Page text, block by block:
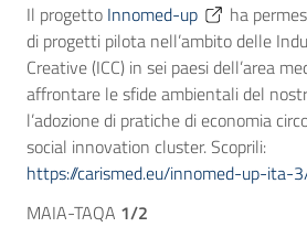
Il progetto Innomed-up
ha
di progetti pilota nell’ambito delle
Creative (ICC) in sei paesi dell’area
affrontare le sfide ambientali del
l’adozione di pratiche dieconomia
social innovation cluster. Scoprili:
https://carismed.eu/innomed-up-ita-
MAIA-TAQA 1/2